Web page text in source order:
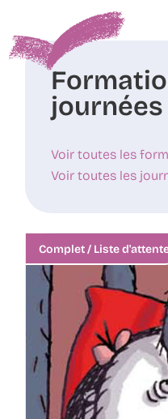
Voir toutes les
Voir toutes les
Complet / Liste